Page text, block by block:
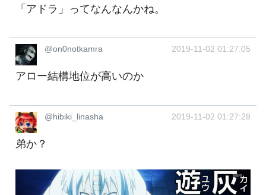
「アドラ」ってなんなんかね。
@on0notkamra 2019-11-02 01:27:05
アロー結構地位が高いのか
@hibiki_linasha 2019-11-02 01:27:28
弟か？